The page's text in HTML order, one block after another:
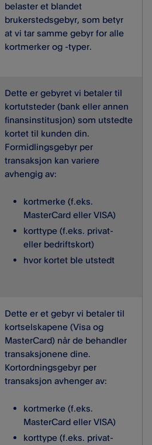
belaster et blandet
brukerstedsgebyr, som betyr
at vi tar samme gebyr for alle
kortmerker og -typer.
Dette er gebyret vi betaler til
kortutsteder (bank eller annen
finansinstitusjon) som utstedte
kortet til kunden din.
Formidlingsgebyr per
transaksjon kan variere
avhengig av:
kortmerke (f.eks.
MasterCard eller VISA)
korttype (f.eks. privat-
eller bedriftskort)
hvor kortet ble utstedt
Dette er et gebyr vi betaler til
kortselskapene (Visa og
MasterCard) når de behandler
transaksjonene dine.
Kortordningsgebyr per
transaksjon avhenger av:
kortmerke (f.eks.
MasterCard eller VISA)
korttype (f.eks. privat-